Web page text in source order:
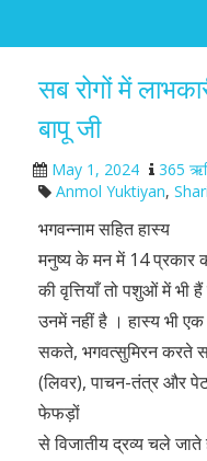
सब रोगों में
बापू जी
May 1, 2024
365
Anmol Yuktiyan,
भगवन्नाम सहित हास्य
मनुष्य के मन में 14 प्रकार
की वृत्तियाँ तो पशुओं में भी
उनमें नहीं है । हास्य भी
सकते, भगवत्सुमिरन करते
(लिवर), पाचन-तंत्र और
फेफड़ों
से विजातीय द्रव्य चले